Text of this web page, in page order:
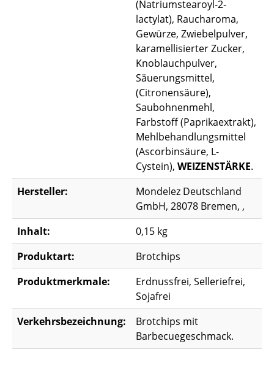
(Natriumstearoyl-2-
lactylat), Raucharoma,
Gewürze, Zwiebelpulver,
karamellisierter Zucker,
Knoblauchpulver,
Säuerungsmittel,
(Citronensäure),
Saubohnenmehl,
Farbstoff (Paprikaextrakt),
Mehlbehandlungsmittel
(Ascorbinsäure, L-
Cystein), WEIZENSTÄRKE.
Hersteller:
Mondelez Deutschland
GmbH, 28078 Bremen, ,
Inhalt:
0,15 kg
Produktart:
Brotchips
Produktmerkmale:
Erdnussfrei, Selleriefrei,
Sojafrei
Verkehrsbezeichnung:
Brotchips mit
Barbecuegeschmack.